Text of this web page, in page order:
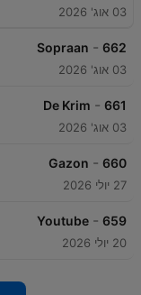
03 אוג' 2026
662
-
Sopraan
03 אוג' 2026
661
-
De Krim
03 אוג' 2026
660
-
Gazon
27 יולי 2026
659
-
Youtube
20 יולי 2026